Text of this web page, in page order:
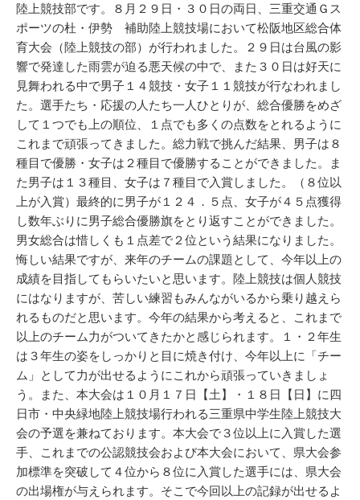
陸上競技部です。８月２９日・３０日の両日、三重交通Ｇス
ポーツの杜・伊勢 補助陸上競技場において松阪地区総合体
育大会（陸上競技の部）が行われました。２９日は台風の影
響で発達した雨雲が迫る悪天候の中で、また３０日は好天に
見舞われる中で男子１４競技・女子１１競技が行なわれまし
た。選手たち・応援の人たち一人ひとりが、総合優勝をめざ
して１つでも上の順位、１点でも多くの点数をとれるように
これまで頑張ってきました。総力戦で挑んだ結果、男子は８
種目で優勝・女子は２種目で優勝することができました。ま
た男子は１３種目、女子は７種目で入賞しました。（８位以
上が入賞）最終的に男子が１２４．５点、女子が４５点獲得
し数年ぶりに男子総合優勝旗をとり返すことができました。
男女総合は惜しくも１点差で２位という結果になりました。
悔しい結果ですが、来年のチームの課題として、今年以上の
成績を目指してもらいたいと思います。陸上競技は個人競技
にはなりますが、苦しい練習もみんながいるから乗り越えら
れるものだと思います。今年の結果から考えると、これまで
以上のチーム力がついてきたかと感じられます。１・２年生
は３年生の姿をしっかりと目に焼き付け、今年以上に「チー
ム」として力が出せるようにこれから頑張っていきましょ
う。また、本大会は１０月１７日【土】・１８日【日】に四
日市・中央緑地陸上競技場行われる三重県中学生陸上競技大
会の予選を兼ねております。本大会で３位以上に入賞した選
手、これまでの公認競技会および本大会において、県大会参
加標準を突破して４位から８位に入賞した選手には、県大会
の出場権が与えられます。そこで今回以上の記録が出せるよ